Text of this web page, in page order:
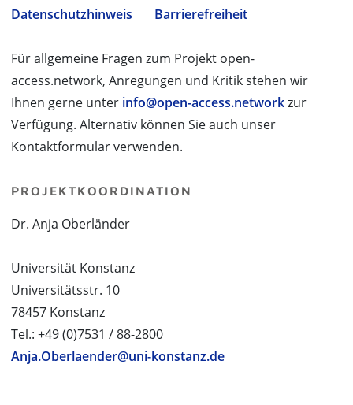
Datenschutzhinweis
Barrierefreiheit
Für allgemeine Fragen zum Projekt open-
access.network, Anregungen und Kritik stehen wir
Ihnen gerne unter info@open-access.networkzur
Verfügung. Alternativ können Sie auch unser
Kontaktformular verwenden.
PROJEKTKOORDINATION
Dr. Anja Oberländer
Universität Konstanz
Universitätsstr. 10
78457 Konstanz
Tel.: +49 (0)7531 / 88-2800
Anja.Oberlaender@uni-konstanz.de